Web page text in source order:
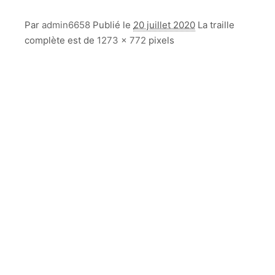
Par admin6658 Publié le 20 juillet 2020 La traille
complète est de 1273 × 772 pixels